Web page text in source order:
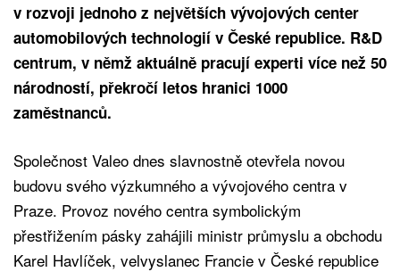
v rozvoji jednoho z největších vývojových center
automobilových technologií v České republice. R&D
centrum, v němž aktuálně pracují experti více než 50
národností, překročí letos hranici 1000
zaměstnanců.
Společnost Valeo dnes slavnostně otevřela novou
budovu svého výzkumného a vývojového centra v
Praze. Provoz nového centra symbolickým
přestřižením pásky zahájili ministr průmyslu a obchodu
Karel Havlíček, velvyslanec Francie v České republice